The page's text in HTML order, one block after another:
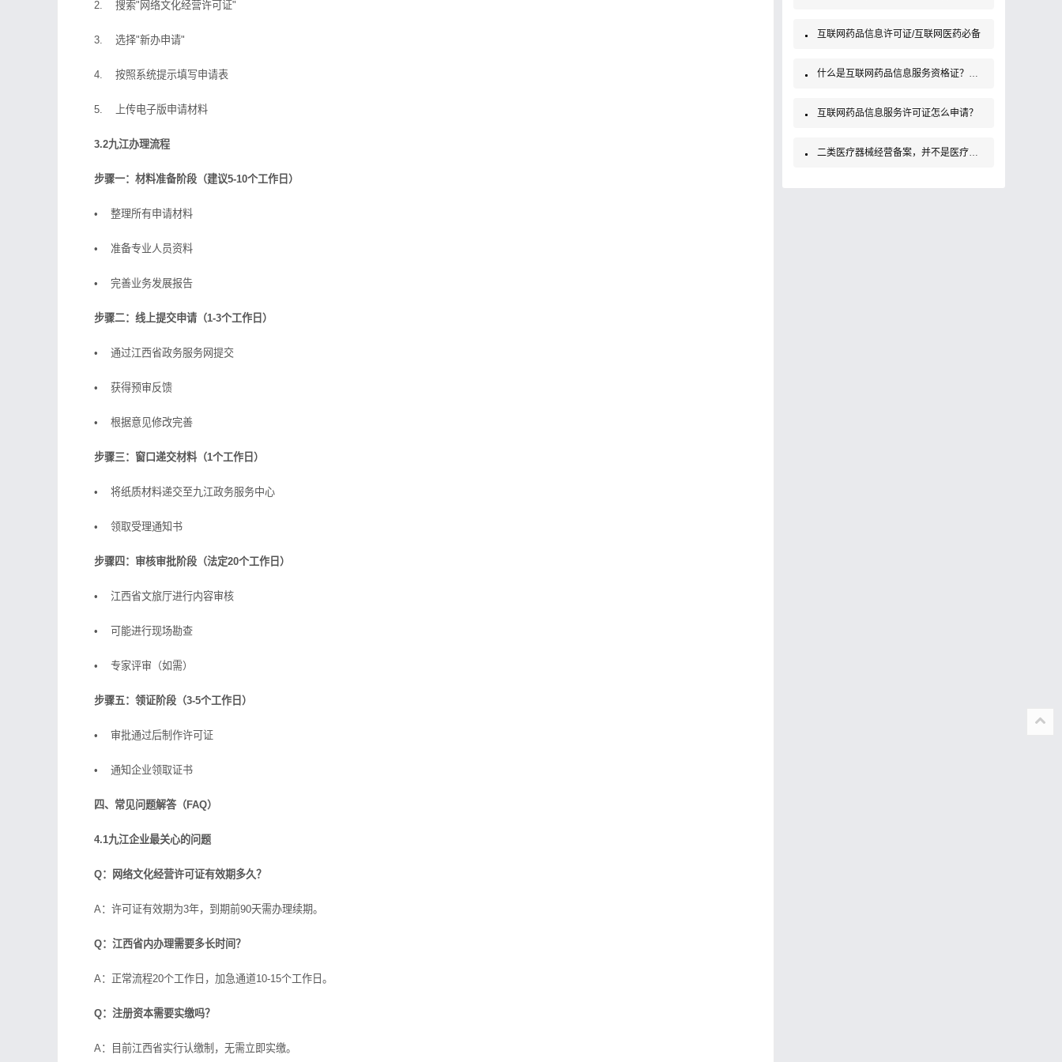
2. 搜索"网络文化经营许可证"
3. 选择"新办申请"
4. 按照系统提示填写申请表
5. 上传电子版申请材料
3.2九江办理流程
步骤一：材料准备阶段（建议5-10个工作日）
• 整理所有申请材料
• 准备专业人员资料
• 完善业务发展报告
步骤二：线上提交申请（1-3个工作日）
• 通过江西省政务服务网提交
• 获得预审反馈
• 根据意见修改完善
步骤三：窗口递交材料（1个工作日）
• 将纸质材料递交至九江政务服务中心
• 领取受理通知书
步骤四：审核审批阶段（法定20个工作日）
• 江西省文旅厅进行内容审核
• 可能进行现场勘查
• 专家评审（如需）
步骤五：领证阶段（3-5个工作日）
• 审批通过后制作许可证
• 通知企业领取证书
四、常见问题解答（FAQ）
4.1九江企业最关心的问题
Q：网络文化经营许可证有效期多久？
A：许可证有效期为3年，到期前90天需办理续期。
Q：江西省内办理需要多长时间？
A：正常流程20个工作日，加急通道10-15个工作日。
Q：注册资本需要实缴吗？
A：目前江西省实行认缴制，无需立即实缴。
互联网药品信息许可证/互联网医药必备
什么是互联网药品信息服务资格证？如何办理？
互联网药品信息服务许可证怎么申请？
二类医疗器械经营备案，并不是医疗器械经营许可证！大家要知道哦！